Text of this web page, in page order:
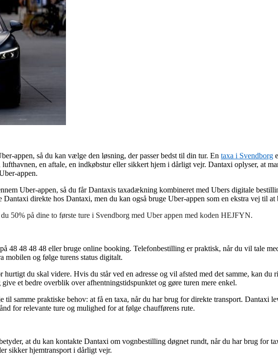
appen, så du kan vælge den løsning, der passer bedst til din tur. En taxa i Svendborg
en aftale, en indkøbstur eller sikkert hjem i dårligt vejr. Dantaxi oplyser, at
appen.
Uber-appen, så du får Dantaxis taxadækning kombineret med Ubers digitale
direkte hos Dantaxi, men du kan også bruge Uber-appen som en ekstra vej til at
50% på dine to første ture i Svendborg med Uber appen med koden HEJFYN.
48 48 48 48 eller bruge online booking. Telefonbestilling er praktisk, når du vil tale
mobilen og følge turens status digitalt.
du skal videre. Hvis du står ved en adresse og vil afsted med det samme, kan
et bedre overblik over afhentningstidspunktet og gøre turen mere enkel.
samme praktiske behov: at få en taxa, når du har brug for direkte transport. Dantaxi
for relevante ture og mulighed for at følge chaufførens rute.
at du kan kontakte Dantaxi om vognbestilling døgnet rundt, når du har brug for
sikker hjemtransport i dårligt vejr.